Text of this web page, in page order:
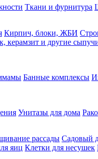
Ткани и фурнитура
Кирпич, блоки, ЖБИ
керамзит и другие
Банные комплексы
Унитазы для дома
рассады Садовый
яиц Клетки для несушек